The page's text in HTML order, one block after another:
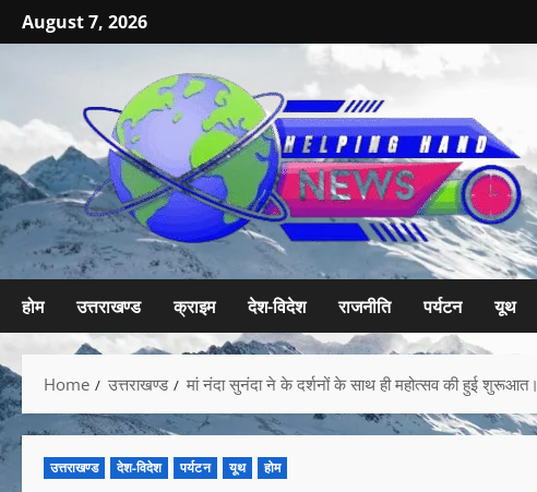
August 7, 2026
होम उत्तराखण्ड क्राइम देश-विदेश राजनीति पर्यटन यूथ
Home उत्तराखण्ड मां नंदा सुनंदा ने के दर्शनों के साथ ही महोत्सव की हुई शुरूआत।
उत्तराखण्ड देश-विदेश पर्यटन यूथ होम